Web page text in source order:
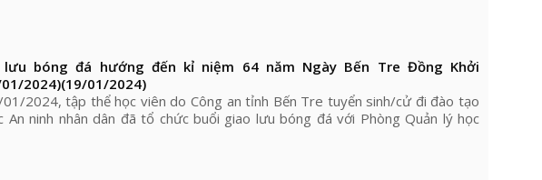
bóng đá hướng đến kỉ niệm 64 năm Ngày Bến Tre Đồng Khởi
2024)(19/01/2024)
01/2024, tập thể học viên do Công an tỉnh Bến Tre tuyển sinh/cử đi đào tạo
ninh nhân dân đã tổ chức buổi giao lưu bóng đá với Phòng Quản lý học